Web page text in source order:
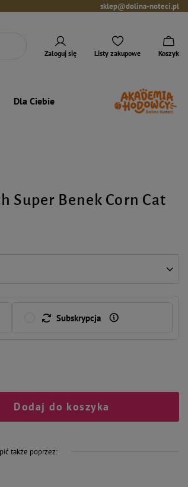
sklep@dolina-noteci.pl
Zaloguj się Listy zakupowe Koszyk
Dla Ciebie
Super Benek Corn Cat
Subskrypcja
Dodaj do koszyka
także poprzez: